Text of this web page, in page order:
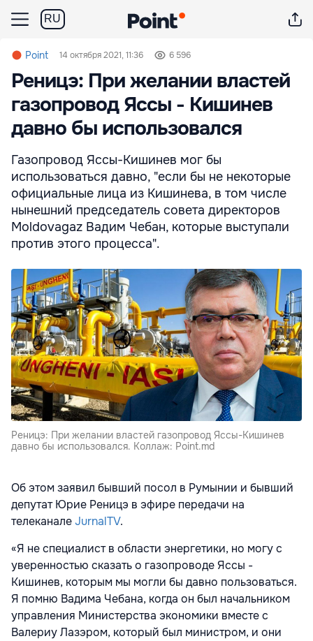
RU
Point 14 октября 2021, 11:36 6 596
Реницэ: При желании властей
газопровод Яссы - Кишинев
давно бы использовался
Газопровод Яссы-Кишинев мог бы
использоваться давно, "если бы не некоторые
официальные лица из Кишинева, в том числе
нынешний председатель совета директоров
Moldovagaz Вадим Чебан, которые выступали
против этого процесса".
Реницэ: При желании властей газопровод Яссы-Кишинев
давно бы использовался. Коллаж: Point.md
Об этом заявил бывший посол в Румынии и бывший
депутат Юрие Реницэ в эфире передачи на
телеканалеJurnalTV.
«Я не специалист в области энергетики, но могу с
уверенностью сказать о газопроводе Яссы -
Кишинев, которым мы могли бы давно пользоваться.
Я помню Вадима Чебана, когда он был начальником
управления Министерства экономики вместе с
Валериу Лазэром, который был министром, и они